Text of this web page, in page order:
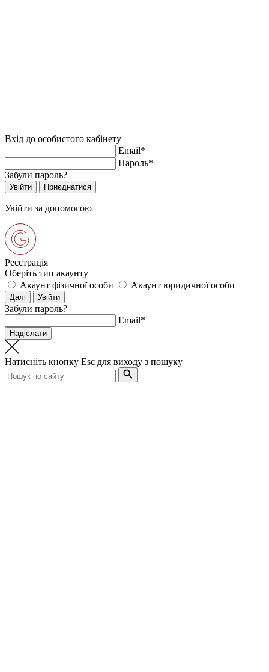
Вхід до особистого кабінету
Email*
Пароль*
Забули пароль?
Увійти за допомогою
Реєстрація
Оберіть тип акаунту
Акаунт фізичної особи
Акаунт юридичної особи
Забули пароль?
Email*
Натисніть кнопку Esc для виходу з пошуку